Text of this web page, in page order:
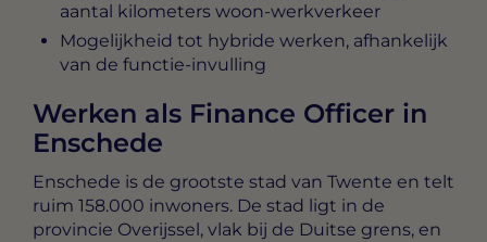
aantal kilometers woon-werkverkeer
Mogelijkheid tot hybride werken, afhankelijk
van de functie-invulling
Werken als Finance Officer in
Enschede
Enschede is de grootste stad van Twente en telt
ruim 158.000 inwoners. De stad ligt in de
provincie Overijssel, vlak bij de Duitse grens, en